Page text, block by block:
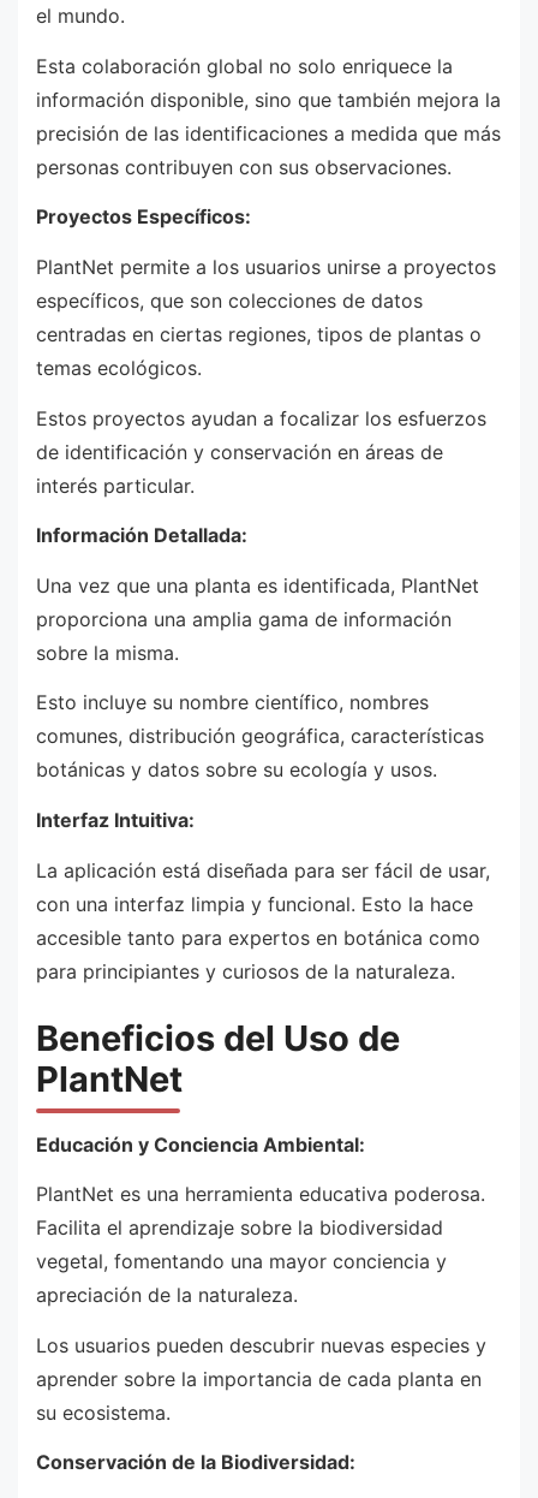
el mundo.
Esta colaboración global no solo enriquece la
información disponible, sino que también mejora la
precisión de las identificaciones a medida que más
personas contribuyen con sus observaciones.
Proyectos Específicos:
PlantNet permite a los usuarios unirse a proyectos
específicos, que son colecciones de datos
centradas en ciertas regiones, tipos de plantas o
temas ecológicos.
Estos proyectos ayudan a focalizar los esfuerzos
de identificación y conservación en áreas de
interés particular.
Información Detallada:
Una vez que una planta es identificada, PlantNet
proporciona una amplia gama de información
sobre la misma.
Esto incluye su nombre científico, nombres
comunes, distribución geográfica, características
botánicas y datos sobre su ecología y usos.
Interfaz Intuitiva:
La aplicación está diseñada para ser fácil de usar,
con una interfaz limpia y funcional. Esto la hace
accesible tanto para expertos en botánica como
para principiantes y curiosos de la naturaleza.
Beneficios del Uso de
PlantNet
Educación y Conciencia Ambiental:
PlantNet es una herramienta educativa poderosa.
Facilita el aprendizaje sobre la biodiversidad
vegetal, fomentando una mayor conciencia y
apreciación de la naturaleza.
Los usuarios pueden descubrir nuevas especies y
aprender sobre la importancia de cada planta en
su ecosistema.
Conservación de la Biodiversidad: